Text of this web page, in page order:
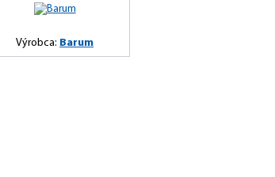
Výrobca: Barum